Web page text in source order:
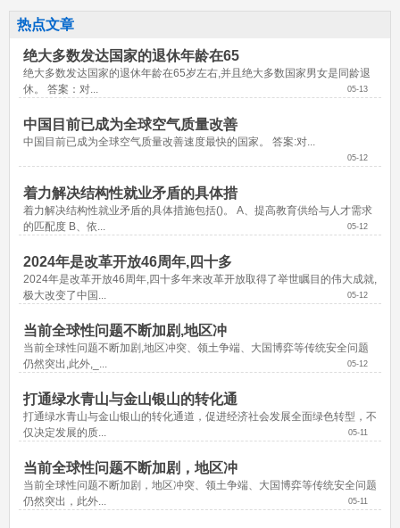
热点文章
绝大多数发达国家的退休年龄在65
绝大多数发达国家的退休年龄在65岁左右,并且绝大多数国家男女是同龄退
休。 答案：对...
05-13
中国目前已成为全球空气质量改善
中国目前已成为全球空气质量改善速度最快的国家。 答案:对...
05-12
着力解决结构性就业矛盾的具体措
着力解决结构性就业矛盾的具体措施包括()。 A、提高教育供给与人才需求
的匹配度 B、依...
05-12
2024年是改革开放46周年,四十多
2024年是改革开放46周年,四十多年来改革开放取得了举世瞩目的伟大成就,
极大改变了中国...
05-12
当前全球性问题不断加剧,地区冲
当前全球性问题不断加剧,地区冲突、领土争端、大国博弈等传统安全问题
仍然突出,此外,_...
05-12
打通绿水青山与金山银山的转化通
打通绿水青山与金山银山的转化通道，促进经济社会发展全面绿色转型，不
仅决定发展的质...
05-11
当前全球性问题不断加剧，地区冲
当前全球性问题不断加剧，地区冲突、领土争端、大国博弈等传统安全问题
仍然突出，此外...
05-11